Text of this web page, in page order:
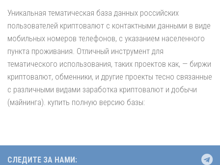
Уникальная тематическая база данных российских
пользователей криптовалют с контактными данными в виде
мобильных номеров телефонов, с указанием населенного
пункта проживания. Отличный инструмент для
тематического использования, таких проектов как, — биржи
криптовалют, обменники, и другие проекты тесно связанные
с различными видами заработка криптовалют и добычи
(майнинга). купить полную версию базы:
СЛЕДИТЕ ЗА НАМИ: